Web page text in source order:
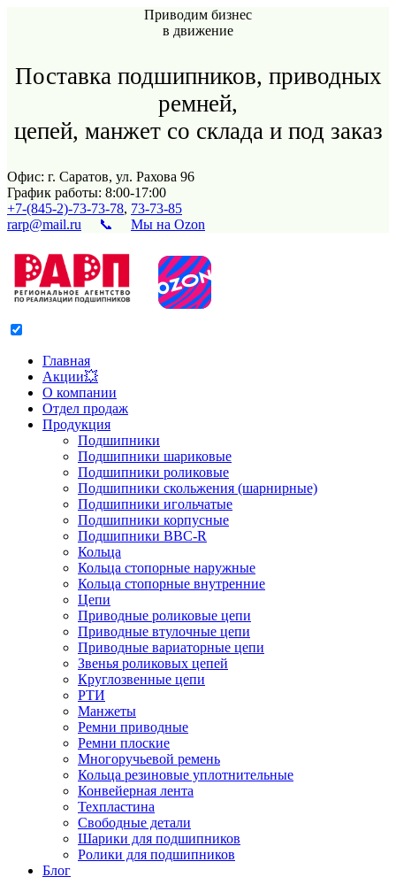
Приводим бизнес
в движение
Поставка подшипников, приводных
ремней,
цепей, манжет со склада и под заказ
Офис: г. Саратов, ул. Рахова 96
График работы: 8:00-17:00
+7-(845-2)-73-73-78, 73-73-85
rarp@mail.ru
📞 Мы на Ozon
Главная
Акции💥
О компании
Отдел продаж
Продукция
Подшипники
Подшипники шариковые
Подшипники роликовые
Подшипники скольжения (шарнирные)
Подшипники игольчатые
Подшипники корпусные
Подшипники BBC-R
Кольца
Кольца стопорные наружные
Кольца стопорные внутренние
Цепи
Приводные роликовые цепи
Приводные втулочные цепи
Приводные вариаторные цепи
Звенья роликовых цепей
Круглозвенные цепи
РТИ
Манжеты
Ремни приводные
Ремни плоские
Многоручьевой ремень
Кольца резиновые уплотнительные
Конвейерная лента
Техпластина
Свободные детали
Шарики для подшипников
Ролики для подшипников
Блог